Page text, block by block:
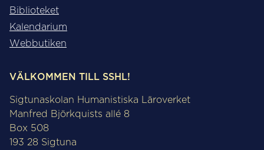
Biblioteket
Kalendarium
Webbutiken
VÄLKOMMEN TILL SSHL!
Sigtunaskolan Humanistiska Läroverket
Manfred Björkquists allé 8
Box 508
193 28 Sigtuna